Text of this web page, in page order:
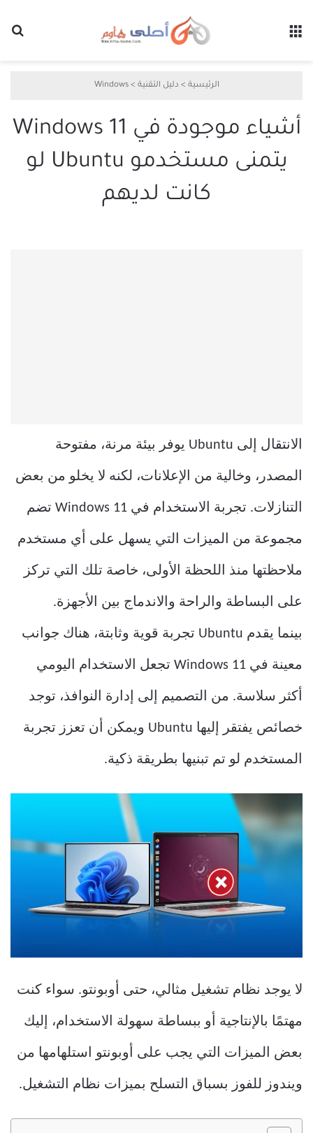
الرئيسية > دليل التقنية >
Windows
أشياء موجودة في Windows 11
يتمنى مستخدمو Ubuntu لو
كانت لديهم
الانتقال إلى Ubuntu يوفر بيئة مرنة، مفتوحة
المصدر، وخالية من الإعلانات، لكنه لا يخلو من بعض
التنازلات. تجربة الاستخدام في Windows 11 تضم
مجموعة من الميزات التي يسهل على أي مستخدم
ملاحظتها منذ اللحظة الأولى، خاصة تلك التي تركز
على البساطة والراحة والاندماج بين الأجهزة.
بينما يقدم Ubuntu تجربة قوية وثابتة، هناك جوانب
معينة في Windows 11 تجعل الاستخدام اليومي
أكثر سلاسة. من التصميم إلى إدارة النوافذ، توجد
خصائص يفتقر إليها Ubuntu ويمكن أن تعزز تجربة
المستخدم لو تم تبنيها بطريقة ذكية.
لا يوجد نظام تشغيل مثالي، حتى أوبونتو. سواء كنت
مهتمًا بالإنتاجية أو ببساطة سهولة الاستخدام، إليك
بعض الميزات التي يجب على أوبونتو استلهامها من
ويندوز للفوز بسباق التسلح بميزات نظام التشغيل.